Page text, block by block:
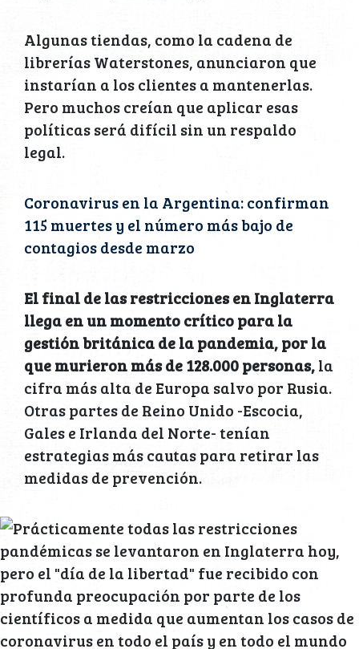
Algunas tiendas, como la cadena de
librerías Waterstones, anunciaron que
instarían a los clientes a mantenerlas.
Pero muchos creían que aplicar esas
políticas será difícil sin un respaldo
legal.
Coronavirus en la Argentina: confirman
115 muertes y el número más bajo de
contagios desde marzo
El final de las restricciones en Inglaterra
llega en un momento crítico para la
gestión británica de la pandemia, por la
que murieron más de 128.000 personas,la
cifra más alta de Europa salvo por Rusia.
Otras partes de Reino Unido -Escocia,
Gales e Irlanda del Norte- tenían
estrategias más cautas para retirar las
medidas de prevención.